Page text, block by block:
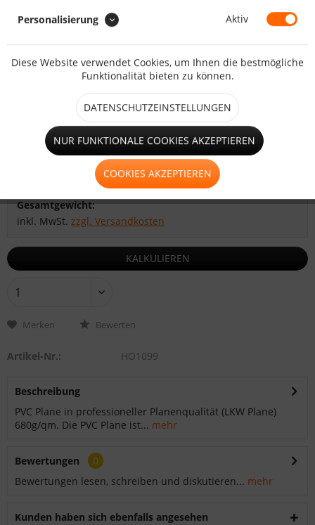
Fensters bzw. der Tür.
VERSANDOPTION :
Zwischensumme:
Gesamtsumme:
Gesamtgewicht:
inkl. MwSt.zzgl. Versandkosten
KALKULIEREN
Merken Bewerten
Artikel-Nr.: HO1099
Beschreibung
PVC Plane in professioneller Planenqualität (LKW Plane)
680g/qm. Die PVC Plane ist... mehr
Bewertungen
0
Bewertungen lesen, schreiben und diskutieren... mehr
Kunden haben sich ebenfalls angesehen
Personalisierung Aktiv
Diese Website verwendet Cookies, um Ihnen die bestmögliche
Funktionalität bieten zu können.
DATENSCHUTZEINSTELLUNGEN
NUR FUNKTIONALE COOKIES AKZEPTIEREN
COOKIES AKZEPTIEREN